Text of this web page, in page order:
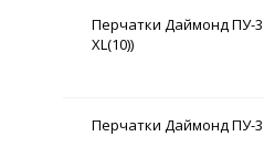
Перчатки Даймонд ПУ-3
XL(10))
Перчатки Даймонд ПУ-3